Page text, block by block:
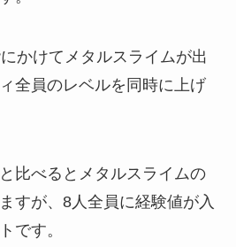
かけてメタルスライムが出
全員のレベルを同時に上げ
比べるとメタルスライムの
すが、8人全員に経験値が入
です。